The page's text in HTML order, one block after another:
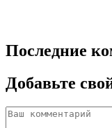
Последние
Добавьте